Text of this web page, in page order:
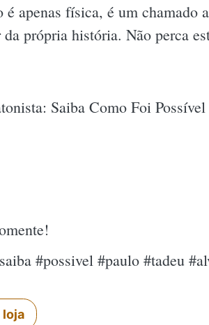
apenas física, é um chamado
própria história. Não perca
Saiba Como Foi Possível
#possivel #paulo #tadeu
loja